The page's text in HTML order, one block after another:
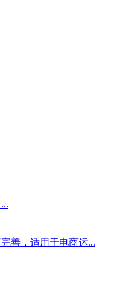
善，适用于电商运...